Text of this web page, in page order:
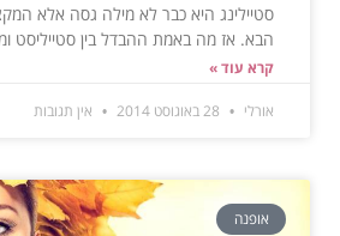
סטיילינג היא כבר לא מילה גסה אלא
הבא. אז מה באמת ההבדל בין סטייליסט
קרא עוד »
אורלי אין תגובות
אופנה